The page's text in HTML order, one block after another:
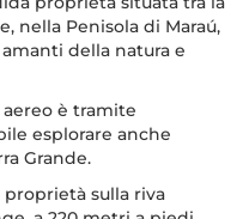
nella Penisola di Maraú,
della natura e
è tramite
esplorare anche
Grande.
proprietà sulla riva